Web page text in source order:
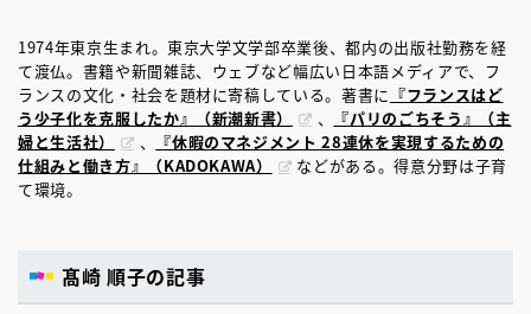
1974年東京生まれ。東京大学文学部卒業後、都内の出版社勤務を経
て渡仏。書籍や新聞雑誌、ウェブなど幅広い日本語メディアで、フ
ランスの文化・社会を題材に寄稿している。著書に 『フランスはど
う少子化を克服したか』（新潮新書）
、
『パリのごちそう』（主
婦と生活社）
、
『休暇のマネジメント 28連休を実現するための
仕組みと働き方』（KADOKAWA）
などがある。得意分野は子育
て環境。
髙崎 順子の記事